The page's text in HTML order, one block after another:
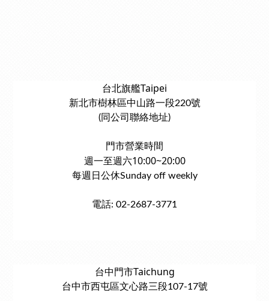
台北旗艦Taipei
新北市樹林區中山路一段220號
(同公司聯絡地址)
門市營業時間
週一至週六10:00~20:00
每週日公休Sunday off weekly
電話: 02-2687-3771
台中門市Taichung
台中市西屯區文心路三段107-17號